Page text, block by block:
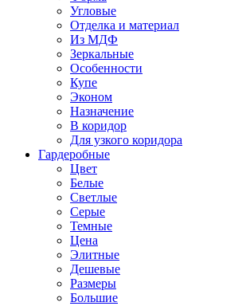
Угловые
Отделка и материал
Из МДФ
Зеркальные
Особенности
Купе
Эконом
Назначение
В коридор
Для узкого коридора
Гардеробные
Цвет
Белые
Светлые
Серые
Темные
Цена
Элитные
Дешевые
Размеры
Большие